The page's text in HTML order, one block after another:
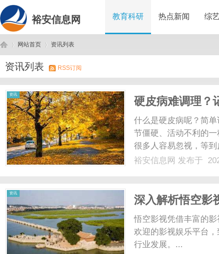
裕安信息网 教育科研 热点新闻 综
裕 ›
网站首页
›
资讯列表
资讯列表 RSS订阅
资讯
硬皮病难调理？
解痹，改善不适
什么是硬皮病呢？简
节僵硬、活动不利的
很多人容易忽视，等
一段真实的故事，有
裕安信息网 发布于
资讯
深入解析悟空影
悟空影视凭借丰富的
欢迎的影视娱乐平台
行业发展。...